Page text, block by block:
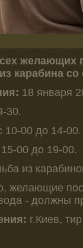
желающих
карабина со
18 января
30.
10-00 до 14-00.
00 до 19-00.
из
желающие
- должны
г.Киев,